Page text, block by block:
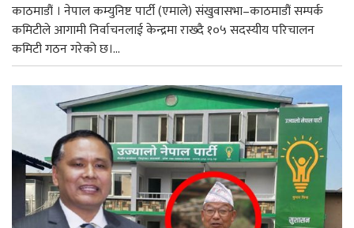
काठमाडौं । नेपाल कम्युनिष्ट पार्टी (एमाले) संखुवासभा–काठमाडौं सम्पर्क
कमिटीले आगामी निर्वाचनलाई केन्द्रमा राख्दै १०५ सदस्यीय परिचालन
कमिटी गठन गरेको छ।...